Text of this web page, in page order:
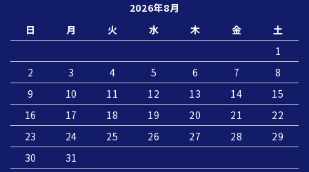
2026年8月
日
月 火 水 木 金
土
1
2
3 4 5 6 7
8
9
10 11 12 13 14
15
16
17 18 19 20 21
22
23
24 25 26 27 28
29
30
31